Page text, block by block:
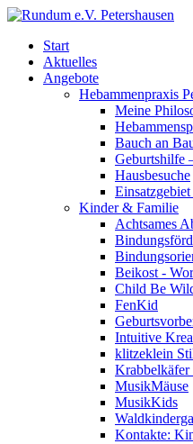
Start
Aktuelles
Angebote
Hebammenpraxis
Meine
Bauch an
Geburtshilfe
Hausbesuche
Kinder & Familie
Achtsames
Beikost -
Child Be
FenKid
Intuitive
klitzeklein
MusikMäuse
MusikKids
Kontakte: